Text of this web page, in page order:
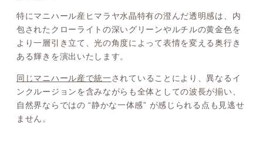
特にマニハール産ヒマラヤ水晶特有の澄んだ透明感は、内
包されたクローライトの深いグリーンやルチルの黄金色を
より一層引き立て、光の角度によって表情を変える奥行き
ある輝きを演出いたします。
同じマニハール産で統一されていることにより、異なるイ
ンクルージョンを含みながらも全体としての波長が揃い、
自然界ならではの “静かな一体感” が感じられる点も見逃せ
ません。